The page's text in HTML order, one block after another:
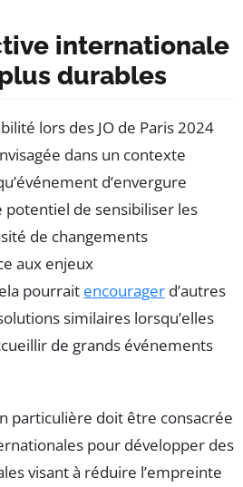
internationale
durables
lors des JO de Paris 2024
dans un contexte
d’envergure
potentiel de sensibiliser les
de changements
aux enjeux
pourrait encourager d’autres
similaires lorsqu’elles
de grands événements
particulière doit être consacrée
pour développer des
visant à réduire l’empreinte